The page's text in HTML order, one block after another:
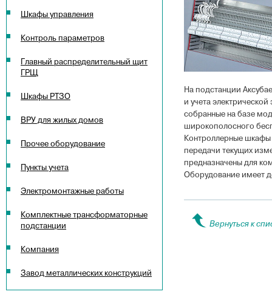
Шкафы управления
Контроль параметров
Главный распределительный щит
ГРЩ
Шкафы РТЗО
ВРУ для жилых домов
Прочее оборудование
Пункты учета
Электромонтажные работы
Комплектные трансформаторные
подстанции
Компания
Завод металлических конструкций
На подстанции
и учета
собранные на базе
широкополосного
Контроллерные шкафы
передачи текущих
предназначены для
Оборудование имеет
Вернуться к